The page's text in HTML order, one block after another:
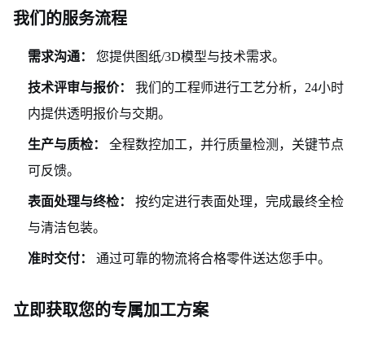
我们的服务流程
需求沟通： 您提供图纸/3D模型与技术需求。
技术评审与报价：
我们的工程师进行工艺分析，24小时
内提供透明报价与交期。
生产与质检：
全程数控加工，并行质量检测，关键节点
可反馈。
表面处理与终检：
按约定进行表面处理，完成最终全检
与清洁包装。
准时交付： 通过可靠的物流将合格零件送达您手中。
立即获取您的专属加工方案